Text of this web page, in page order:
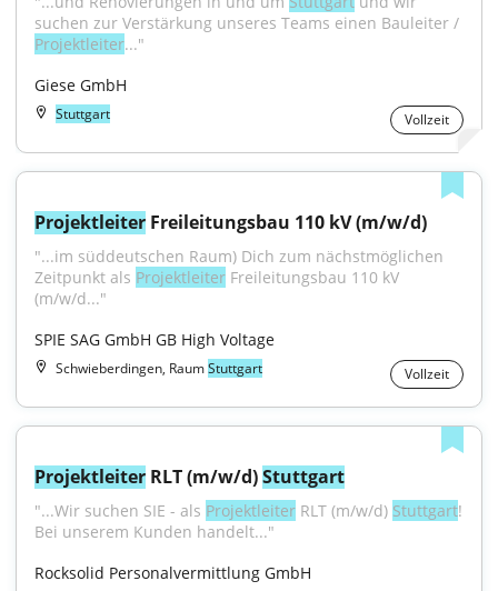
Projektleiter..."
Giese GmbH
Stuttgart Vollzeit
Projektleiter Freileitungsbau 110 kV (m/w/d)
"...im süddeutschen Raum) Dich zum nächstmöglichen
Zeitpunkt als Projektleiter Freileitungsbau 110 kV
(m/w/d..."
SPIE SAG GmbH GB High Voltage
Schwieberdingen, RaumStuttgart Vollzeit
Projektleiter RLT (m/w/d) Stuttgart
"...Wir suchen SIE - als Projektleiter RLT (m/w/d) Stuttgart!
Bei unserem Kunden handelt..."
Rocksolid Personalvermittlung GmbH